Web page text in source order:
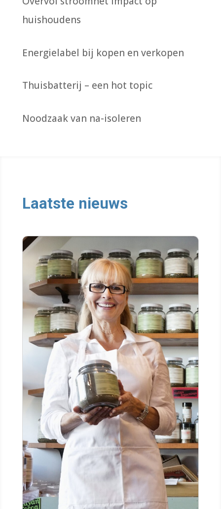
huishoudens
Energielabel bij kopen en verkopen
Thuisbatterij – een hot topic
Noodzaak van na-isoleren
Laatste nieuws